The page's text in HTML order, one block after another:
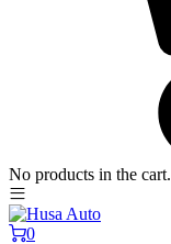
No products in the cart.
0